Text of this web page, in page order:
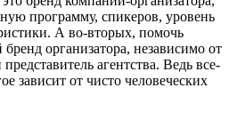
программу, спикеров, уровень
А во-вторых, помочь
организатора, независимо от
агентства. Ведь все-
зависит от чисто человеческих